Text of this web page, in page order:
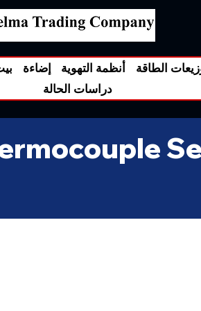
إضاءة أنظمة التهوية الطاقة
دراسات الحالة